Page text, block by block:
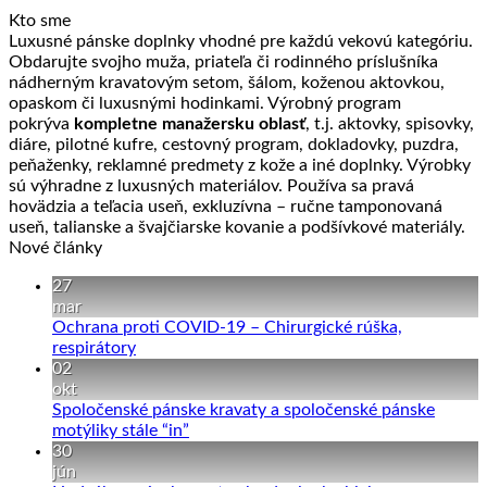
Kto sme
Luxusné pánske doplnky vhodné pre každú vekovú kategóriu.
Obdarujte svojho muža, priateľa či rodinného príslušníka
nádherným kravatovým setom, šálom, koženou aktovkou,
opaskom či luxusnými hodinkami. Výrobný program
pokrýva kompletne manažersku oblasť, t.j. aktovky, spisovky,
diáre, pilotné kufre, cestovný program, dokladovky, puzdra,
peňaženky, reklamné predmety z kože a iné doplnky. Výrobky
sú výhradne z luxusných materiálov. Používa sa pravá
hovädzia a teľacia useň, exkluzívna – ručne tamponovaná
useň, talianske a švajčiarske kovanie a podšívkové materiály.
Nové články
27
mar
Ochrana proti COVID-19 – Chirurgické rúška,
respirátoryŽiadne
Ochrana
proti
02
okt
Spoločenské pánske kravaty a spoločenské pánske
motýliky stále “in”
30
jún